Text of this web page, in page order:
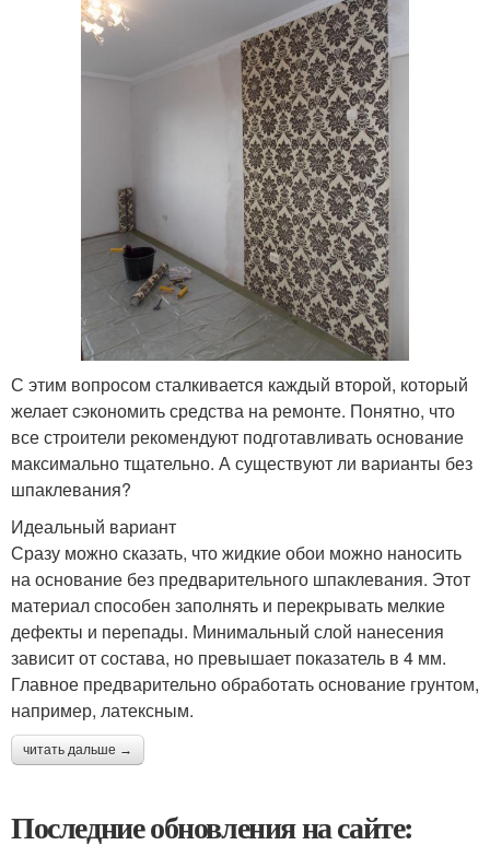
С этим вопросом сталкивается каждый второй, который
желает сэкономить средства на ремонте. Понятно, что
все строители рекомендуют подготавливать основание
максимально тщательно. А существуют ли варианты без
шпаклевания?
Идеальный вариант
Сразу можно сказать, что жидкие обои можно наносить
на основание без предварительного шпаклевания. Этот
материал способен заполнять и перекрывать мелкие
дефекты и перепады. Минимальный слой нанесения
зависит от состава, но превышает показатель в 4 мм.
Главное предварительно обработать основание грунтом,
например, латексным.
читать дальше →
Последние обновления на сайте: